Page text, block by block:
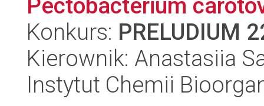
Pectobacterium
Konkurs: PRELUDIUM
Kierownik: Anastasiia
Instytut Chemii